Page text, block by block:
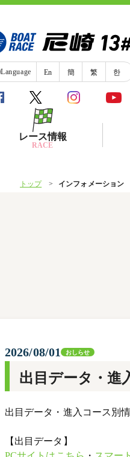
Language En 簡 繁 한
レース情報
RACE
トップ インフォメーション
2026/08/01 おしらせ
出目データ・進
出目データ・進入コース別
【出目データ】